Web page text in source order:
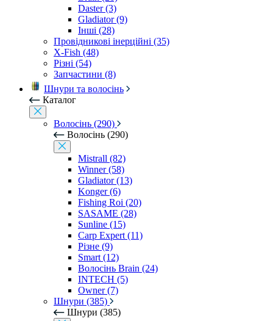
Daster (3)
Gladiator (9)
Інші (28)
Провідникові інерційні (35)
X-Fish (48)
Різні (54)
Запчастини (8)
Шнури та волосінь
Каталог
Волосінь (290)
Волосінь (290)
Mistrall (82)
Winner (58)
Gladiator (13)
Konger (6)
Fishing Roi (20)
SASAME (28)
Sunline (15)
Carp Expert (11)
Різне (9)
Smart (12)
Волосінь Brain (24)
INTECH (5)
Owner (7)
Шнури (385)
Шнури (385)